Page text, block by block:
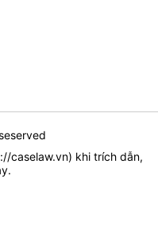
caselaw.vn) khi trích dẫn,